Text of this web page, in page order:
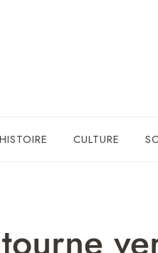
HISTOIRE CULTURE